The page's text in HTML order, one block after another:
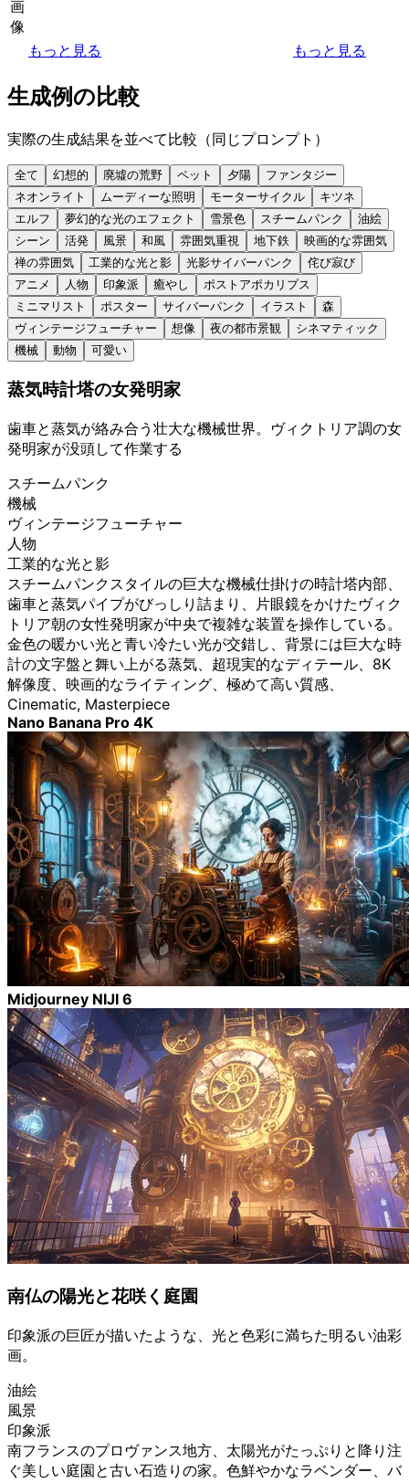
画
像
もっと見る もっと見る
生成例の比較
実際の生成結果を並べて比較（同じプロンプト）
全て 幻想的 廃墟の荒野 ペット 夕陽
ファンタジー
ネオンライト
ムーディーな照明 モーターサイクル
キツネ
エルフ
夢幻的な光のエフェクト 雪景色 スチームパンク
油絵
シーン
活発 風景 和風 雰囲気重視 地下鉄
映画的な雰囲気
禅の雰囲気
工業的な光と影 光影サイバーパンク
侘び寂び
アニメ
人物 印象派 癒やし
ポストアポカリプス
ミニマリスト
ポスター サイバーパンク イラスト
森
ヴィンテージフューチャー
想像 夜の都市景観
シネマティック
機械
動物 可愛い
蒸気時計塔の女発明家
歯車と蒸気が絡み合う壮大な機械世界。ヴィクトリア調の女
発明家が没頭して作業する
スチームパンク
機械
ヴィンテージフューチャー
人物
工業的な光と影
スチームパンクスタイルの巨大な機械仕掛けの時計塔内部、
歯車と蒸気パイプがびっしり詰まり、片眼鏡をかけたヴィク
トリア朝の女性発明家が中央で複雑な装置を操作している。
金色の暖かい光と青い冷たい光が交錯し、背景には巨大な時
計の文字盤と舞い上がる蒸気、超現実的なディテール、8K
解像度、映画的なライティング、極めて高い質感、
Cinematic, Masterpiece
Nano Banana Pro 4K
Midjourney NIJI 6
南仏の陽光と花咲く庭園
印象派の巨匠が描いたような、光と色彩に満ちた明るい油彩
画。
油絵
風景
印象派
南フランスのプロヴァンス地方、太陽光がたっぷりと降り注
ぐ美しい庭園と古い石造りの家。色鮮やかなラベンダー、バ